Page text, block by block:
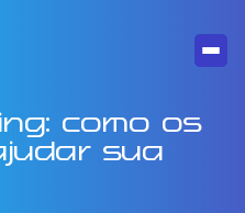
como os
sua